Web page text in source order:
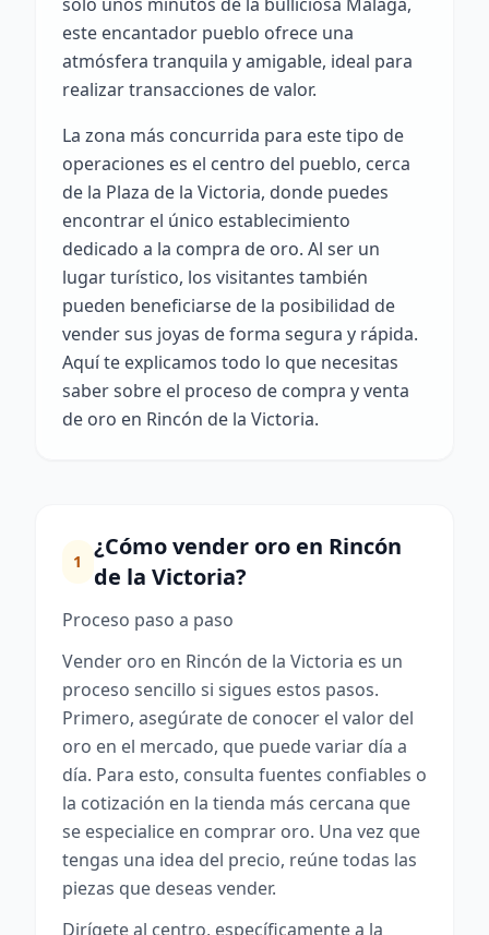
este encantador pueblo ofrece una
atmósfera tranquila y amigable, ideal para
realizar transacciones de valor.
La zona más concurrida para este tipo de
operaciones es el centro del pueblo, cerca
de la Plaza de la Victoria, donde puedes
encontrar el único establecimiento
dedicado a la compra de oro. Al ser un
lugar turístico, los visitantes también
pueden beneficiarse de la posibilidad de
vender sus joyas de forma segura y rápida.
Aquí te explicamos todo lo que necesitas
saber sobre el proceso de compra y venta
de oro en Rincón de la Victoria.
1
¿Cómo vender oro en Rincón
de la Victoria?
Proceso paso a paso
Vender oro en Rincón de la Victoria es un
proceso sencillo si sigues estos pasos.
Primero, asegúrate de conocer el valor del
oro en el mercado, que puede variar día a
día. Para esto, consulta fuentes confiables o
la cotización en la tienda más cercana que
se especialice en comprar oro. Una vez que
tengas una idea del precio, reúne todas las
piezas que deseas vender.
Dirígete al centro, específicamente a la